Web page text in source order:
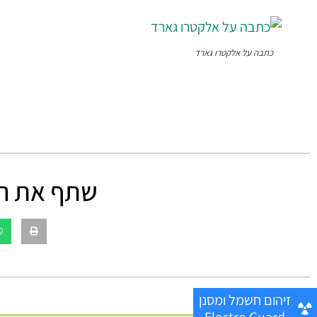
זיהום חשמל ומסנן
כתבה על אלקטרו גארד
שתף את